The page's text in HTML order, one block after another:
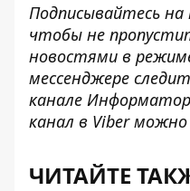
Подписывайтесь
чтобы не
новостями в
мессенджере
канале
канал в Viber можно
ЧИТАЙТЕ